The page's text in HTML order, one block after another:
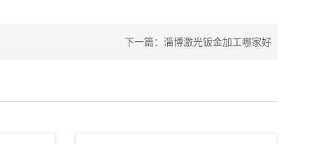
下一篇： 淄博激光钣金加工哪家好